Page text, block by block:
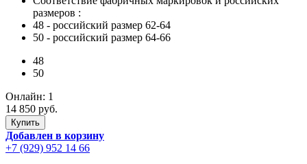
размеров :
48 - российский размер 62-64
50 - российский размер 64-66
48
50
Онлайн: 1
14 850 руб.
Добавлен в корзину
+7 (929) 952 14 66